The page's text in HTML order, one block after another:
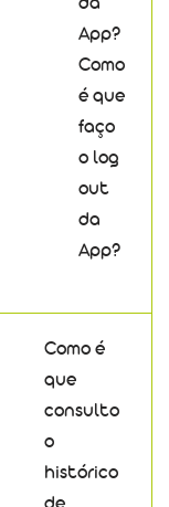
App?
Como
é que
faço
o log
out
da
App?
Como é
que
consulto
o
histórico